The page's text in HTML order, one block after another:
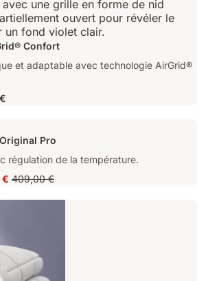
Confort
et adaptable avec technologie AirGrid®
Pro
régulation de la température.
€ Prix
d'origine
409,00 €